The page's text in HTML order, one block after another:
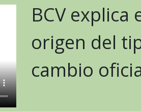
BCV explica
origen del
cambio